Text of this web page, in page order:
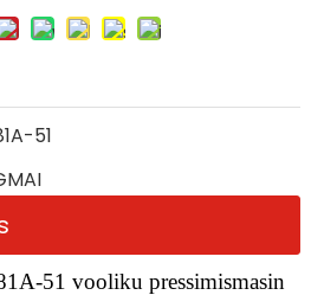
51
51 vooliku pressimismasin